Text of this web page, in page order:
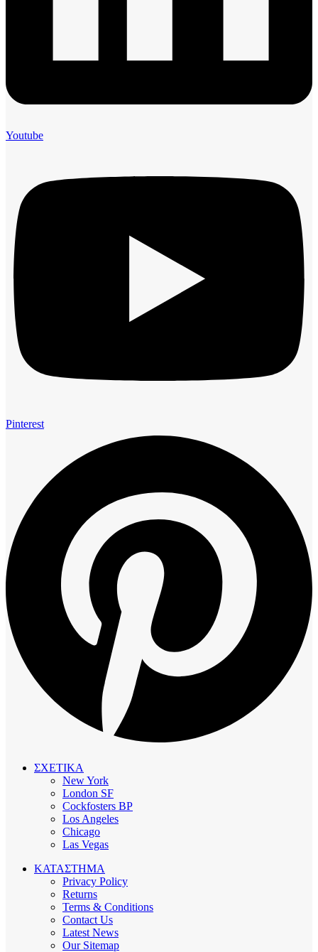
Youtube
Pinterest
ΣΧΕΤΙΚΑ
New York
London SF
Cockfosters BP
Los Angeles
Chicago
Las Vegas
ΚΑΤΑΣΤΗΜΑ
Privacy Policy
Returns
Terms & Conditions
Contact Us
Latest News
Our Sitemap